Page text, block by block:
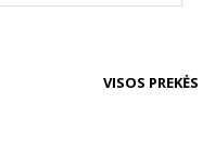
VISOS PREKĖS